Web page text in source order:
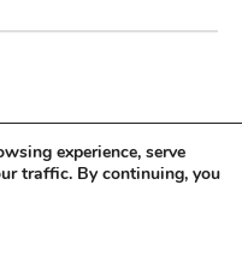
professionnel
de contenu
dans diverses
efficaces
experience, serve
traffic. By continuing, you